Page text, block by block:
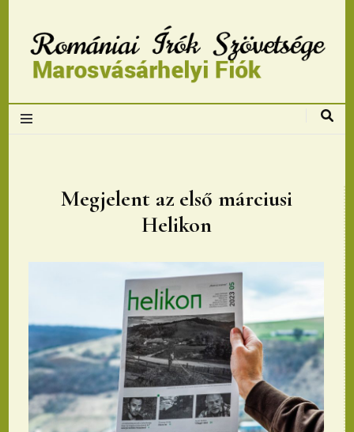
Romániai Írók
Marosvásárhelyi
Megjelent az első márciusi
Helikon